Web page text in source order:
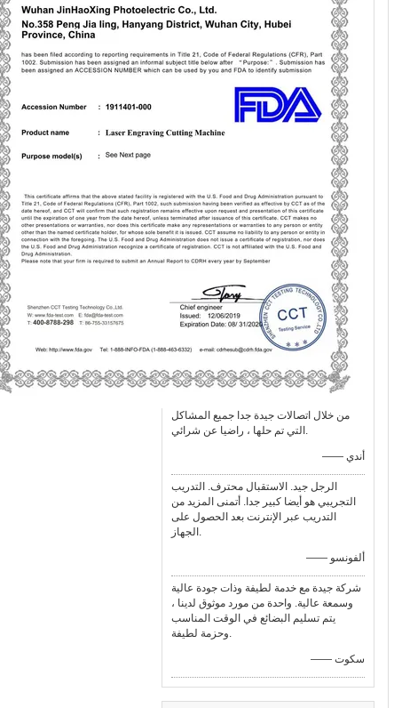
من خلال اتصالات جيدة جدا جميع المشاكل
التي تم حلها ، راضيا عن شرائي.
—— أندي
الرجل جيد. الاستقبال محترف. التدريب
التجريبي هو أيضا كبير جدا. أتمنى المزيد من
التدريب عبر الإنترنت بعد الحصول على
الجهاز.
—— ألفونسو
شركة جيدة مع خدمة لطيفة وذات جودة عالية
وسمعة عالية. واحدة من مورد موثوق لدينا ،
يتم تسليم البضائع في الوقت المناسب
وحزمة لطيفة.
—— سكوت